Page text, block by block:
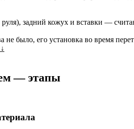
задний кожух и вставки —
не было, его установка во время
↓
— этапы